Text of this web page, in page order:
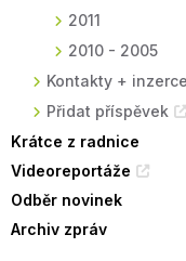
2011
2010 - 2005
Kontakty + inzerce
Přidat příspěvek
Krátce z radnice
Videoreportáže
Odběr novinek
Archiv zpráv